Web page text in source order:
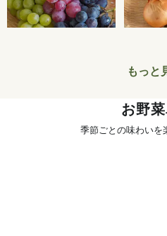
い濃厚ぶどう 1.6kg
送料込 6,750円
もっと
お野
季節ごとの味わいを